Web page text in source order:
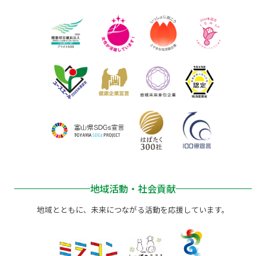
地域活動・社会貢献
地域とともに、未来につながる活動を応援しています。